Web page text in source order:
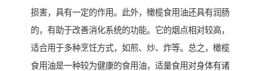
损害，具有一定的作用。此外，橄榄食用油还具有润肠
的，有助于改善消化系统的功能。它的烟点相对较高，
适合用于多种烹饪方式，如煎、炒、炸等。总之，橄榄
食用油是一种较为健康的食用油，适量食用对身体有诸